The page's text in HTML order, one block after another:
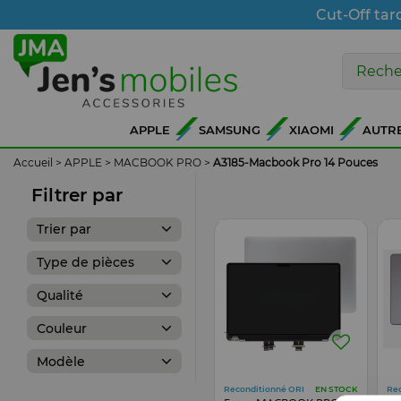
Cut-Off
APPLE SAMSUNG XIAOMI
Accueil > APPLE > MACBOOK PRO > A3185-Macbook Pro 14 Pouces
Filtrer par
Trier par
Type de pièces
Qualité
Couleur
Modèle
Reconditionné ORI EN STOCK